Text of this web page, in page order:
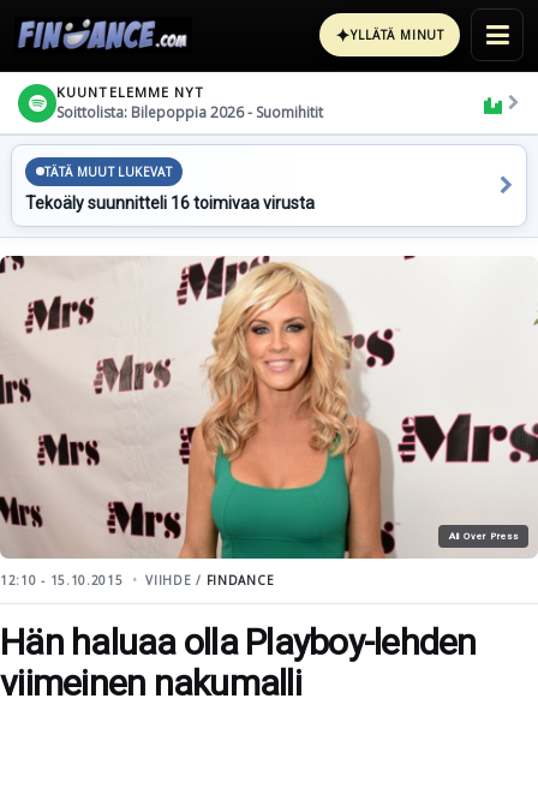
✦YLLÄTÄ MINUT
KUUNTELEMME NYT
Soittolista: Bilepoppia 2026 - Suomihitit
TÄTÄ MUUT LUKEVAT
Tekoäly suunnitteli 16 toimivaa virusta
All Over Press
12:10 - 15.10.2015 VIIHDE / FINDANCE
Hän haluaa olla Playboy-lehden
viimeinen nakumalli